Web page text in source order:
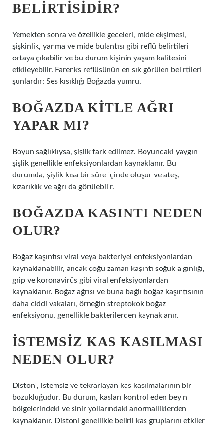
BELIRTISIDIR?
Yemekten sonra ve özellikle geceleri, mide ekşimesi,
şişkinlik, yanma ve mide bulantısı gibi reflü belirtileri
ortaya çıkabilir ve bu durum kişinin yaşam kalitesini
etkileyebilir. Farenks reflüsünün en sık görülen belirtileri
şunlardır: Ses kısıklığı Boğazda yumru.
BOĞAZDA KITLE AĞRI
YAPAR MI?
Boyun sağlıklıysa, şişlik fark edilmez. Boyundaki yaygın
şişlik genellikle enfeksiyonlardan kaynaklanır. Bu
durumda, şişlik kısa bir süre içinde oluşur ve ateş,
kızarıklık ve ağrı da görülebilir.
BOĞAZDA KASINTI NEDEN
OLUR?
Boğaz kaşıntısı viral veya bakteriyel enfeksiyonlardan
kaynaklanabilir, ancak çoğu zaman kaşıntı soğuk algınlığı,
grip ve koronavirüs gibi viral enfeksiyonlardan
kaynaklanır. Boğaz ağrısı ve buna bağlı boğaz kaşıntısının
daha ciddi vakaları, örneğin streptokok boğaz
enfeksiyonu, genellikle bakterilerden kaynaklanır.
İSTEMSIZ KAS KASILMASI
NEDEN OLUR?
Distoni, istemsiz ve tekrarlayan kas kasılmalarının bir
bozukluğudur. Bu durum, kasları kontrol eden beyin
bölgelerindeki ve sinir yollarındaki anormalliklerden
kaynaklanır. Distoni genellikle belirli kas gruplarını etkiler